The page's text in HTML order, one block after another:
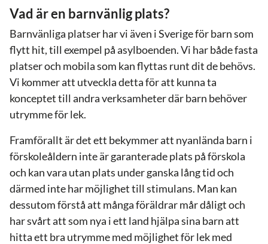
Vad är en barnvänlig plats?
Barnvänliga platser har vi även i Sverige för barn som
flytt hit, till exempel på asylboenden. Vi har både fasta
platser och mobila som kan flyttas runt dit de behövs.
Vi kommer att utveckla detta för att kunna ta
konceptet till andra verksamheter där barn behöver
utrymme för lek.
Framförallt är det ett bekymmer att nyanlända barn i
förskoleåldern inte är garanterade plats på förskola
och kan vara utan plats under ganska lång tid och
därmed inte har möjlighet till stimulans. Man kan
dessutom förstå att många föräldrar mår dåligt och
har svårt att som nya i ett land hjälpa sina barn att
hitta ett bra utrymme med möjlighet för lek med